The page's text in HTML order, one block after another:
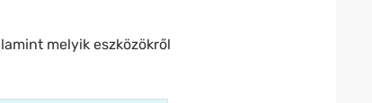
melyik eszközökről